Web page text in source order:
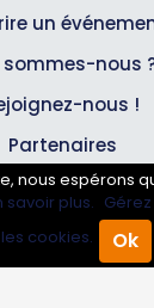
Agenda
un
sommes-nous
nous !
Partenaires
nous espérons
savoir plus.
cookies.
Ok